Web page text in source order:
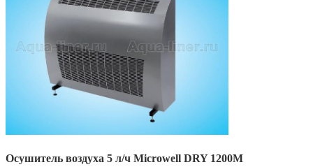
Осушитель воздуха 5 л/ч Microwell DRY 1200M